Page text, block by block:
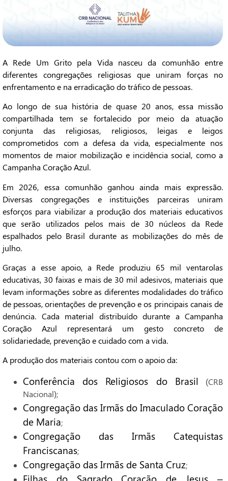
A Rede Um Grito pela Vida nasceu da comunhão entre
diferentes congregações religiosas que uniram forças no
enfrentamento e na erradicação do tráfico de pessoas.
Ao longo de sua história de quase 20 anos, essa missão
compartilhada tem se fortalecido por meio da atuação
conjunta das religiosas, religiosos, leigas e leigos
comprometidos com a defesa da vida, especialmente nos
momentos de maior mobilização e incidência social, como a
Campanha Coração Azul.
Em 2026, essa comunhão ganhou ainda mais expressão.
Diversas congregações e instituições parceiras uniram
esforços para viabilizar a produção dos materiais educativos
que serão utilizados pelos mais de 30 núcleos da Rede
espalhados pelo Brasil durante as mobilizações do mês de
julho.
Graças a esse apoio, a Rede produziu 65 mil ventarolas
educativas, 30 faixas e mais de 30 mil adesivos, materiais que
levam informações sobre as diferentes modalidades do tráfico
de pessoas, orientações de prevenção e os principais canais de
denúncia. Cada material distribuído durante a Campanha
Coração Azul representará um gesto concreto de
solidariedade, prevenção e cuidado com a vida.
A produção dos materiais contou com o apoio da:
Conferência dos Religiosos do Brasil (CRB
Nacional);
Congregação das Irmãs do Imaculado Coração
de Maria;
Congregação das Irmãs Catequistas
Franciscanas;
Congregação das Irmãs de Santa Cruz;